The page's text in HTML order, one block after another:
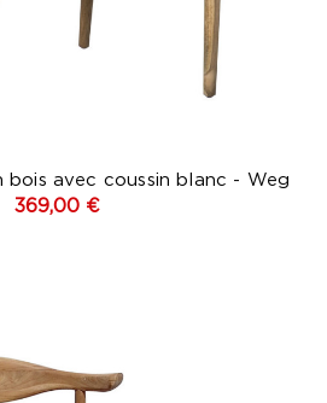
bois avec coussin blanc - Weg
369,00 €